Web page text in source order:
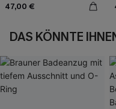
47,00 €
DAS KÖNNTE